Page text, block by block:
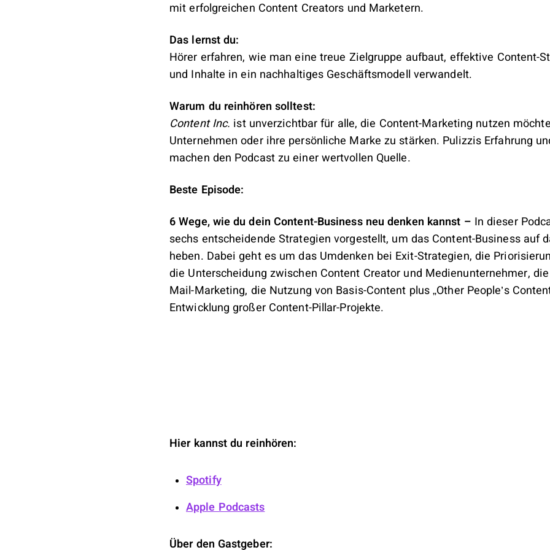
mit erfolgreichen Content Creators und Marketern.
Das lernst du:
Hörer erfahren, wie man eine treue Zielgruppe aufbaut, effektive Content-
und Inhalte in ein nachhaltiges Geschäftsmodell verwandelt.
Warum du reinhören solltest:
Content Inc. ist unverzichtbar für alle, die Content-Marketing nutzen
Unternehmen oder ihre persönliche Marke zu stärken. Pulizzis Erfahrung
machen den Podcast zu einer wertvollen Quelle.
Beste Episode:
6 Wege, wie du dein Content-Business neu denken kannst – In dieser
sechs entscheidende Strategien vorgestellt, um das Content-Business auf
heben. Dabei geht es um das Umdenken bei Exit-Strategien, die
die Unterscheidung zwischen Content Creator und Medienunternehmer,
Mail-Marketing, die Nutzung von Basis-Content plus „Other People’s
Entwicklung großer Content-Pillar-Projekte.
Hier kannst du reinhören:
Spotify
Apple Podcasts
Über den Gastgeber: